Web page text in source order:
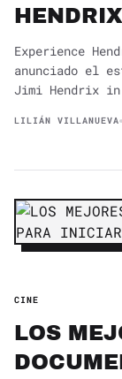
HENDRIX
Experience
anunciado el
Jimi Hendrix
LILIÁN VILLANUEVA
CINE
LOS